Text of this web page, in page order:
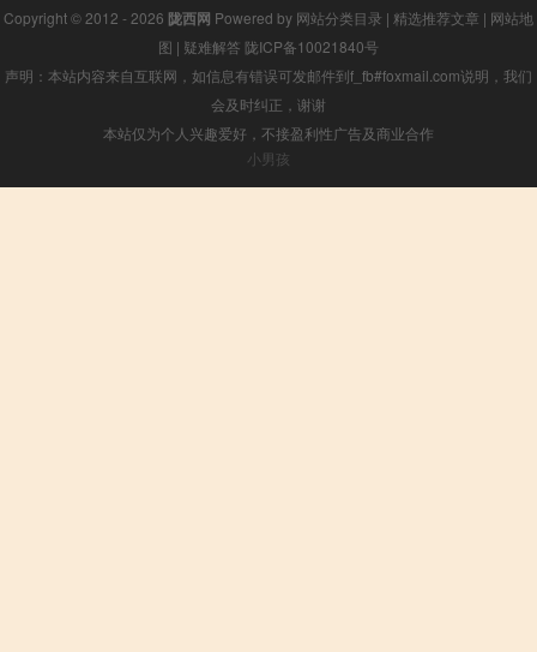
Copyright © 2012 - 2026 陇西网 Powered by 网站分类目录 | 精选推荐文章 | 网站地
图 | 疑难解答 陇ICP备10021840号
声明：本站内容来自互联网，如信息有错误可发邮件到f_fb#foxmail.com说明，我们
会及时纠正，谢谢
本站仅为个人兴趣爱好，不接盈利性广告及商业合作
小男孩